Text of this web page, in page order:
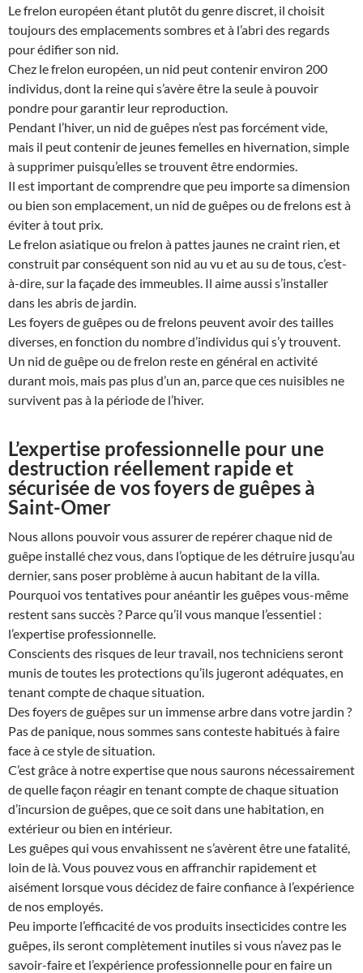
Le frelon européen étant plutôt du genre discret, il choisit
toujours des emplacements sombres et à l’abri des regards
pour édifier son nid.
Chez le frelon européen, un nid peut contenir environ 200
individus, dont la reine qui s’avère être la seule à pouvoir
pondre pour garantir leur reproduction.
Pendant l’hiver, un nid de guêpes n’est pas forcément vide,
mais il peut contenir de jeunes femelles en hivernation, simple
à supprimer puisqu’elles se trouvent être endormies.
Il est important de comprendre que peu importe sa dimension
ou bien son emplacement, un nid de guêpes ou de frelons est à
éviter à tout prix.
Le frelon asiatique ou frelon à pattes jaunes ne craint rien, et
construit par conséquent son nid au vu et au su de tous, c’est-
à-dire, sur la façade des immeubles. Il aime aussi s’installer
dans les abris de jardin.
Les foyers de guêpes ou de frelons peuvent avoir des tailles
diverses, en fonction du nombre d’individus qui s’y trouvent.
Un nid de guêpe ou de frelon reste en général en activité
durant mois, mais pas plus d’un an, parce que ces nuisibles ne
survivent pas à la période de l’hiver.
L’expertise professionnelle pour une
destruction réellement rapide et
sécurisée de vos foyers de guêpes à
Saint-Omer
Nous allons pouvoir vous assurer de repérer chaque nid de
guêpe installé chez vous, dans l’optique de les détruire jusqu’au
dernier, sans poser problème à aucun habitant de la villa.
Pourquoi vos tentatives pour anéantir les guêpes vous-même
restent sans succès ? Parce qu’il vous manque l’essentiel :
l’expertise professionnelle.
Conscients des risques de leur travail, nos techniciens seront
munis de toutes les protections qu’ils jugeront adéquates, en
tenant compte de chaque situation.
Des foyers de guêpes sur un immense arbre dans votre jardin ?
Pas de panique, nous sommes sans conteste habitués à faire
face à ce style de situation.
C’est grâce à notre expertise que nous saurons nécessairement
de quelle façon réagir en tenant compte de chaque situation
d’incursion de guêpes, que ce soit dans une habitation, en
extérieur ou bien en intérieur.
Les guêpes qui vous envahissent ne s’avèrent être une fatalité,
loin de là. Vous pouvez vous en affranchir rapidement et
aisément lorsque vous décidez de faire confiance à l’expérience
de nos employés.
Peu importe l’efficacité de vos produits insecticides contre les
guêpes, ils seront complètement inutiles si vous n’avez pas le
savoir-faire et l’expérience professionnelle pour en faire un